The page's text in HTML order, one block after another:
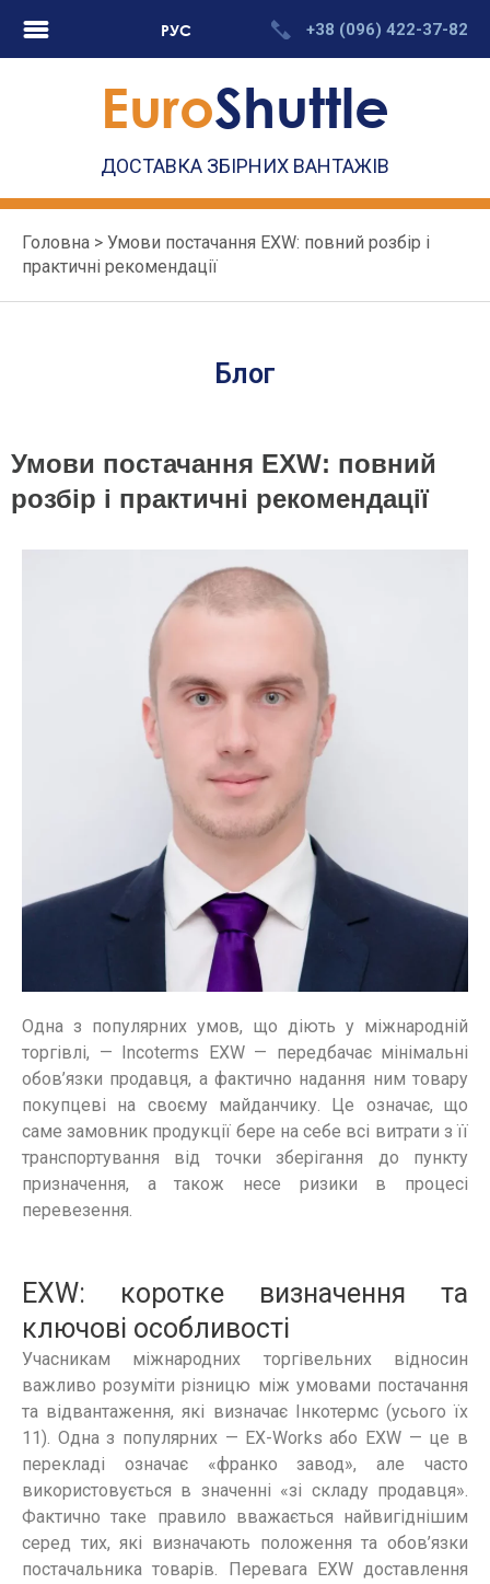
content
РУС +38 (096) 422-37-82
EuroShuttle
ДОСТАВКА ЗБІРНИХ ВАНТАЖІВ
Головна > Умови постачання EXW: повний розбір і
практичні рекомендації
Блог
Умови постачання EXW: повний
розбір і практичні рекомендації
Одна з популярних умов, що діють у міжнародній
торгівлі, — Incoterms EXW — передбачає мінімальні
обов’язки продавця, а фактично надання ним товару
покупцеві на своєму майданчику. Це означає, що
саме замовник продукції бере на себе всі витрати з її
транспортування від точки зберігання до пункту
призначення, а також несе ризики в процесі
перевезення.
EXW: коротке визначення та
ключові особливості
Учасникам міжнародних торгівельних відносин
важливо розуміти різницю між умовами постачання
та відвантаження, які визначає Інкотермс (усього їх
11). Одна з популярних — EX-Works або EXW — це в
перекладі означає «франко завод», але часто
використовується в значенні «зі складу продавця».
Фактично таке правило вважається найвигіднішим
серед тих, які визначають положення та обов’язки
постачальника товарів. Перевага EXW доставлення